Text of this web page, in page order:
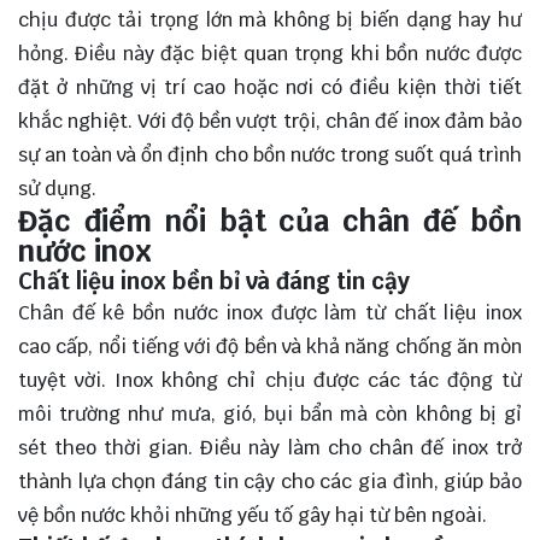
chịu được tải trọng lớn mà không bị biến dạng hay hư
hỏng. Điều này đặc biệt quan trọng khi bồn nước được
đặt ở những vị trí cao hoặc nơi có điều kiện thời tiết
khắc nghiệt. Với độ bền vượt trội, chân đế inox đảm bảo
sự an toàn và ổn định cho bồn nước trong suốt quá trình
sử dụng.
Đặc điểm nổi bật của chân đế bồn
nước inox
Chất liệu inox bền bỉ và đáng tin cậy
Chân đế kê bồn nước inox được làm từ chất liệu inox
cao cấp, nổi tiếng với độ bền và khả năng chống ăn mòn
tuyệt vời. Inox không chỉ chịu được các tác động từ
môi trường như mưa, gió, bụi bẩn mà còn không bị gỉ
sét theo thời gian. Điều này làm cho chân đế inox trở
thành lựa chọn đáng tin cậy cho các gia đình, giúp bảo
vệ bồn nước khỏi những yếu tố gây hại từ bên ngoài.